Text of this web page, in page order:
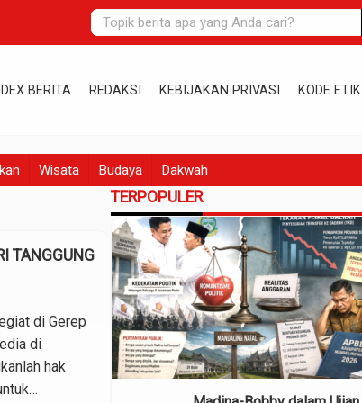
BERITA REDAKSI KEBIJAKAN PRIVASI KODE ETIK
Wisata Budaya Dakwah
TANGGUNG
di Gerep
di
hak
TERPOPULER